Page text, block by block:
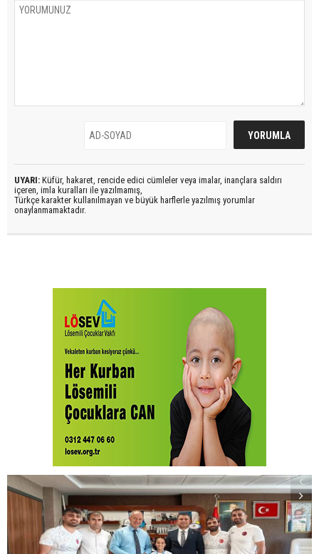
UYARI: Küfür, hakaret, rencide edici cümleler veya imalar, inançlara saldırı
içeren, imla kuralları ile yazılmamış,
Türkçe karakter kullanılmayan ve büyük harflerle yazılmış yorumlar
onaylanmamaktadır.